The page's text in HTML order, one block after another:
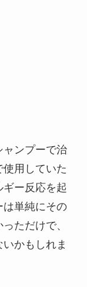
ャンプーで治
用していた
ー反応を起
は単純にその
ただけで、
かもしれま